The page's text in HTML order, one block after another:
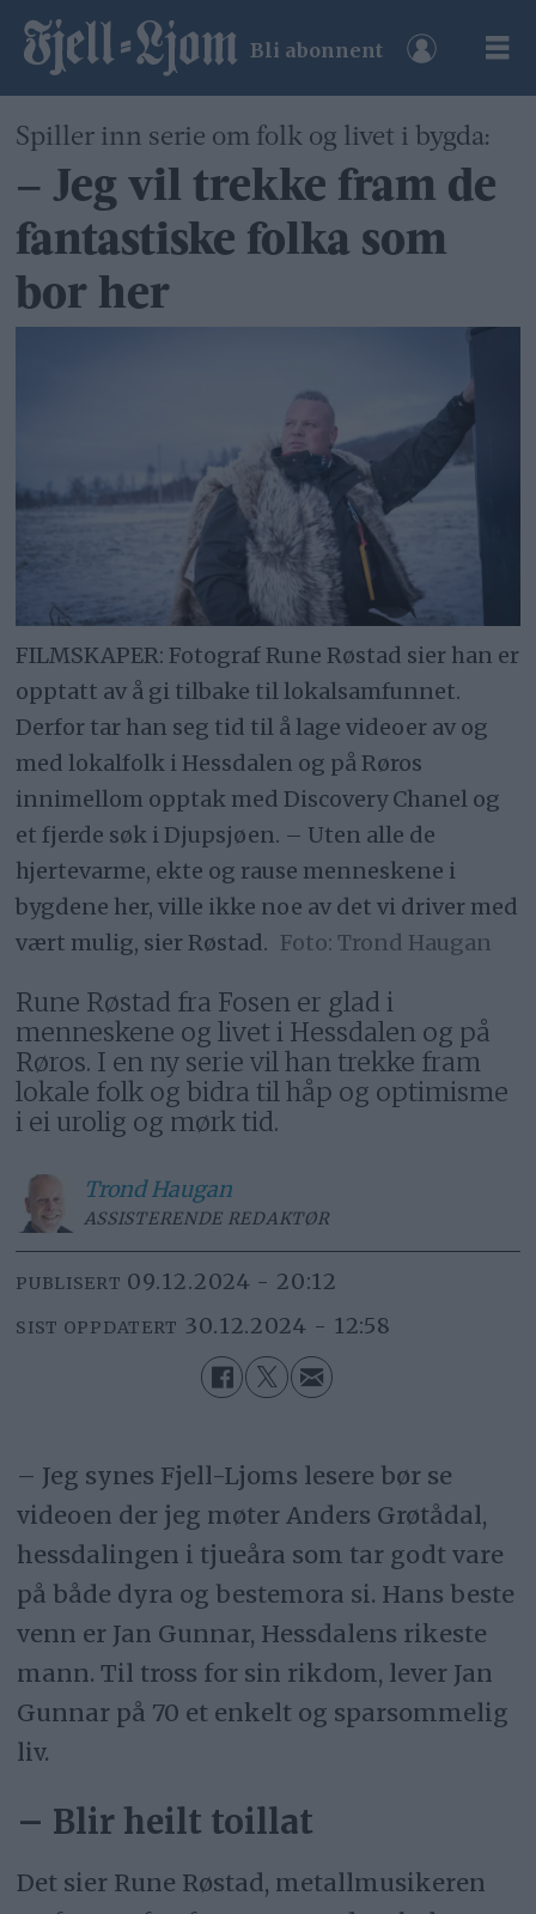
Bli abonnent
Spiller inn serie om folk og livet i bygda:
– Jeg vil trekke fram de
fantastiske folka som
bor her
FILMSKAPER: Fotograf Rune Røstad sier han er
opptatt av å gi tilbake til lokalsamfunnet.
Derfor tar han seg tid til å lage videoer av og
med lokalfolk i Hessdalen og på Røros
innimellom opptak med Discovery Chanel og
et fjerde søk i Djupsjøen. – Uten alle de
hjertevarme, ekte og rause menneskene i
bygdene her, ville ikke noe av det vi driver med
vært mulig, sier Røstad.
Trond Haugan
Rune Røstad fra Fosen er glad i
menneskene og livet i Hessdalen og på
Røros. I en ny serie vil han trekke fram
lokale folk og bidra til håp og optimisme
i ei urolig og mørk tid.
Trond Haugan
ASSISTERENDE REDAKTØR
PUBLISERT 09.12.2024 - 20:12
SIST OPPDATERT 30.12.2024 - 12:58
– Jeg synes Fjell-Ljoms lesere bør se
videoen der jeg møter Anders Grøtådal,
hessdalingen i tjueåra som tar godt vare
på både dyra og bestemora si. Hans beste
venn er Jan Gunnar, Hessdalens rikeste
mann. Til tross for sin rikdom, lever Jan
Gunnar på 70 et enkelt og sparsommelig
liv.
– Blir heilt toillat
Det sier Rune Røstad, metallmusikeren